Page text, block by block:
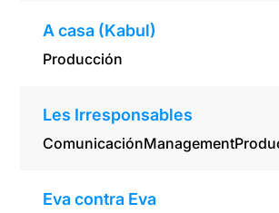
A casa (Kabul)
Producción
Les Irresponsables
ComunicaciónManagement
Eva contra Eva